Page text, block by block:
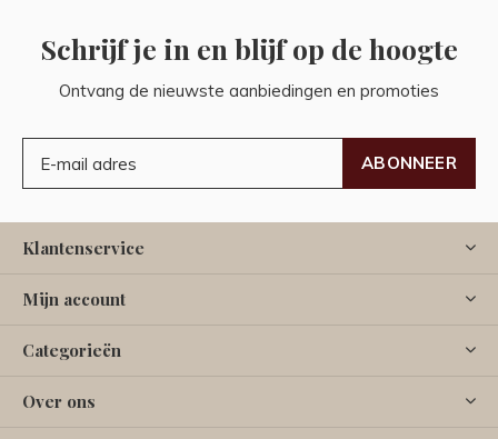
Schrijf je in en blijf op de hoogte
Ontvang de nieuwste aanbiedingen en promoties
ABONNEER
Klantenservice
Mijn account
Categorieën
Over ons